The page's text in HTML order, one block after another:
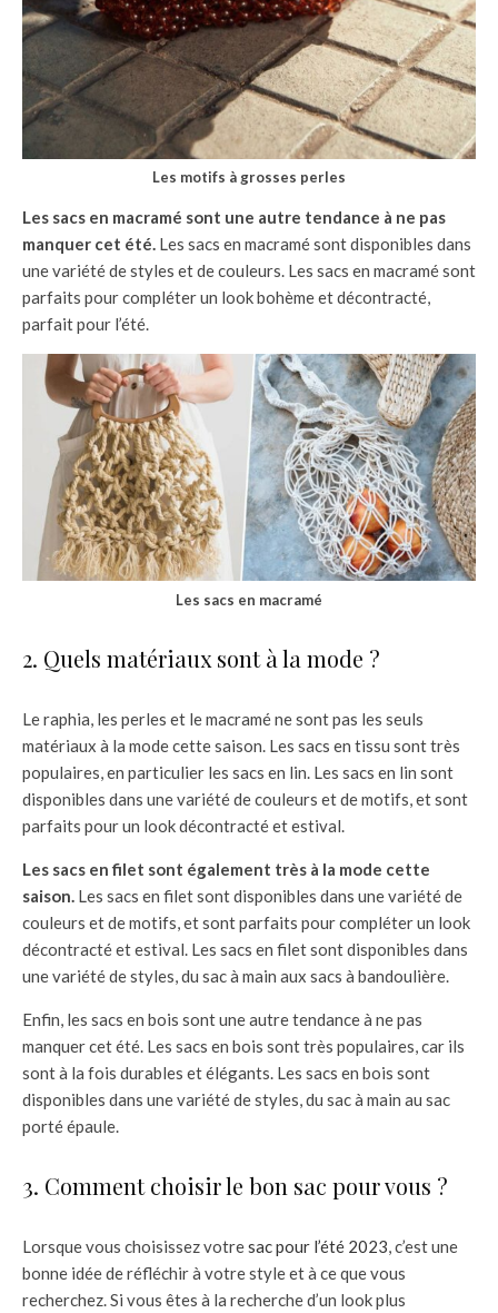
Les motifs à grosses perles
Les sacs en macramé sont une autre tendance à ne pas
manquer cet été. Les sacs en macramé sont disponibles dans
une variété de styles et de couleurs. Les sacs en macramé sont
parfaits pour compléter un look bohème et décontracté,
parfait pour l’été.
Les sacs en macramé
2. Quels matériaux sont à la mode ?
Le raphia, les perles et le macramé ne sont pas les seuls
matériaux à la mode cette saison. Les sacs en tissu sont très
populaires, en particulier les sacs en lin. Les sacs en lin sont
disponibles dans une variété de couleurs et de motifs, et sont
parfaits pour un look décontracté et estival.
Les sacs en filet sont également très à la mode cette
saison. Les sacs en filet sont disponibles dans une variété de
couleurs et de motifs, et sont parfaits pour compléter un look
décontracté et estival. Les sacs en filet sont disponibles dans
une variété de styles, du sac à main aux sacs à bandoulière.
Enfin, les sacs en bois sont une autre tendance à ne pas
manquer cet été. Les sacs en bois sont très populaires, car ils
sont à la fois durables et élégants. Les sacs en bois sont
disponibles dans une variété de styles, du sac à main au sac
porté épaule.
3. Comment choisir le bon sac pour vous ?
Lorsque vous choisissez votresac pour l’été 2023, c’est une
bonne idée de réfléchir à votre style et à ce que vous
recherchez. Si vous êtes à la recherche d’un look plus